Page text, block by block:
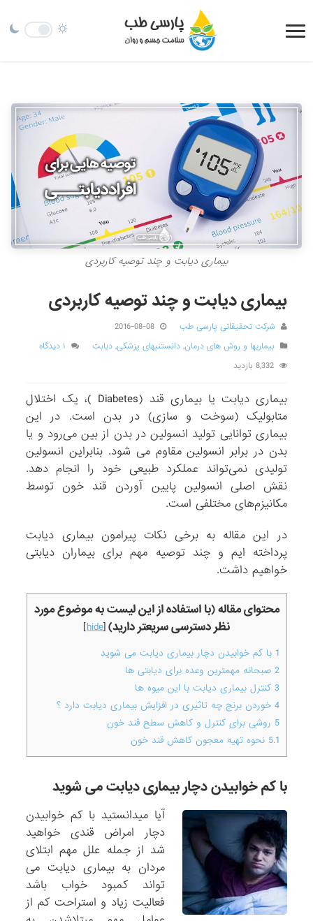
بیماری دیابت و چند توصیه کاربردی
بیماری دیابت و چند توصیه کاربردی
شرکت تحقیقاتی پارسی طب
2016-08-08
بیماریها و روش های درمان,دانستنیهای پزشکی,دیابت
۱ دیدگاه
8,332 بازدید
بیماری دیابت یا بیماری قند (Diabetes )، یک اختلال
متابولیک (سوخت و سازی) در بدن است. در این
بیماری توانایی تولید انسولین در بدن از بین می‌رود و یا
بدن در برابر انسولین مقاوم می شود. بنابراین انسولین
تولیدی نمی‌تواند عملکرد طبیعی خود را انجام دهد.
نقش اصلی انسولین پایین آوردن قند خون توسط
مکانیزم‌های مختلفی است.
در این مقاله به برخی نکات پیرامون بیماری دیابت
پرداخته ایم و چند توصیه مهم برای بیماران دیابتی
خواهیم داشت.
محتوای مقاله (با استفاده از این لیست به موضوع مورد
نظر دسترسی سریعتر دارید)[
hide
]
1 با کم خوابیدن دچار بیماری دیابت می شوید
2 صبحانه مهمترین وعده برای دیابتی ها
3 کنترل بیماری دیابت با این میوه ها
4 خوردن برنج چه تاثیری در افزایش بیماری دیابت دارد ؟
5 روشی برای کنترل و کاهش سطح قند خون
5.1 نحوه تهیه معجون کاهش قند خون
با کم خوابیدن دچار بیماری دیابت می شوید
آیا میدانستید با کم خوابیدن
دچار امراض قندی خواهید
شد از جمله علل مهم ابتلای
مردان به بیماری دیابت می
تواند کمبود خواب باشد
فعالیت زیاد و استراحت کم از